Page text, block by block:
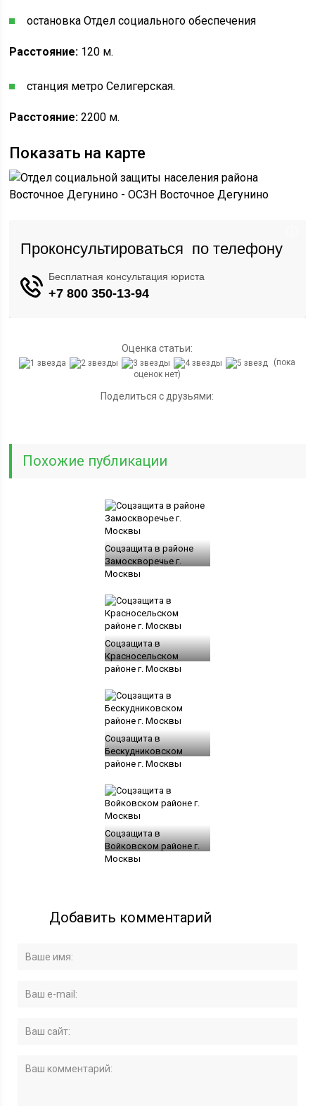
остановка Отдел социального обеспечения
Расстояние: 120 м.
станция метро Селигерская.
Расстояние: 2200 м.
Показать на карте
Оценка статьи:
(пока
оценок нет)
Поделиться с друзьями:
Похожие публикации
Соцзащита в районе
Замоскворечье г.
Москвы
Соцзащита в
Красносельском
районе г. Москвы
Соцзащита в
Бескудниковском
районе г. Москвы
Соцзащита в
Войковском районе г.
Москвы
Добавить комментарий